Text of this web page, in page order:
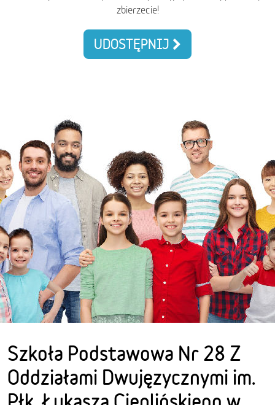
zbierzecie!
UDOSTĘPNIJ
Szkoła Podstawowa Nr 28 Z
Oddziałami Dwujęzycznymi im.